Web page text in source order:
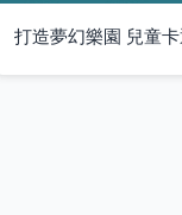
打造夢幻樂園 兒童